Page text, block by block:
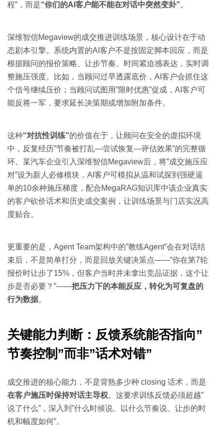
程”，而是“你们的AI客户能不能在对话中突然变卦”。
深维智信Megaview的成交推进训练场景，核心设计在于动
态剧本引擎。系统内置的AI客户不是按固定脚本回应，而是
根据顾问的报价策略、让步节奏、时间紧迫感表达，实时调
整施压强度。比如，当顾问过早透露底价，AI客户会抓住这
个信号继续压价；当顾问试图用”限时优惠”促成，AI客户可
能反将一军，要求延长决策期或增加附加条件。
这种“对抗性训练”的价值在于，让顾问在安全的虚拟环境
中，反复经历”节奏被打乱—尝试恢复—评估效果”的完整循
环。某汽车企业引入深维智信Megaview后，将”成交施压应
对”设为新人必修模块，AI客户可模拟从温和试探到强硬逼
单的10余种施压梯度，配合MegaRAG知识库中该企业真实
的客户砍价话术和历史成交案例，让训练场景与门店实况高
度贴合。
更重要的是，Agent Team架构中的”教练Agent”会在对话结
束后，不是简单打分，而是回放关键决策点——”你在第7轮
报价时让步了15%，但客户当时并未拿出竞品证据，这个让
步是否必要？”——把压力下的本能反应，转化为可复盘的
行为数据。
关键能力判断：反馈系统能否指向”
节奏控制”而非”话术对错”
成交推进的核心能力，不是背熟多少种 closing 话术，而是
在客户施压时保持对话主导权。这要求训练反馈必须超越”
说了什么”，深入到”什么时候说、以什么节奏说、让步的时
机和幅度如何”。